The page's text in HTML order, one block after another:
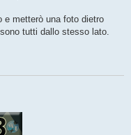
e metterò una foto dietro
tutti dallo stesso lato.